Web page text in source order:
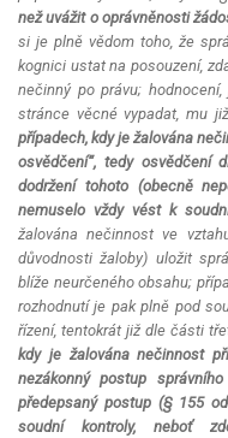
než uvážit o oprávněnosti
si je plně vědom toho, že
kognici ustat na posouzení,
nečinný po právu;
stránce věcné vypadat, mu
případech, kdy je žalována
osvědčení“, tedy osvědčení
dodržení tohoto (obecně
nemuselo vždy vést k
žalována nečinnost ve
důvodnosti žaloby) uložit
blíže neurčeného obsahu;
rozhodnutí je pak plně pod
řízení, tentokrát již dle části
kdy je žalována nečinnost
nezákonný postup
předepsaný postup (§ 155
soudní kontroly, neboť